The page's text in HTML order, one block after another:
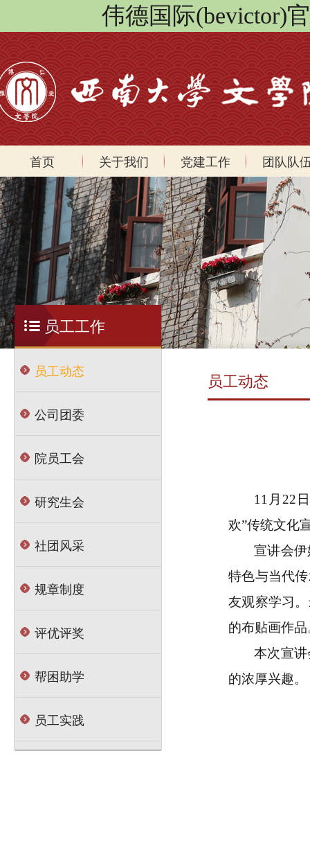
伟德国际(bevictor)
首页 关于我们 党建工作 团队队
员工工作
员工动态
公司团委
院员工会
研究生会
社团风采
规章制度
评优评奖
帮困助学
员工实践
员工动态
11 月 22
欢”传统文化
宣讲会
特色与当代
友观察学习
的布贴画作品
本次宣
的浓厚兴趣。